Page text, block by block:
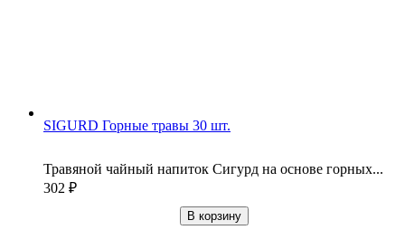
SIGURD Горные травы 30 шт.
Травяной чайный напиток Сигурд на основе горных...
302 ₽
В корзину